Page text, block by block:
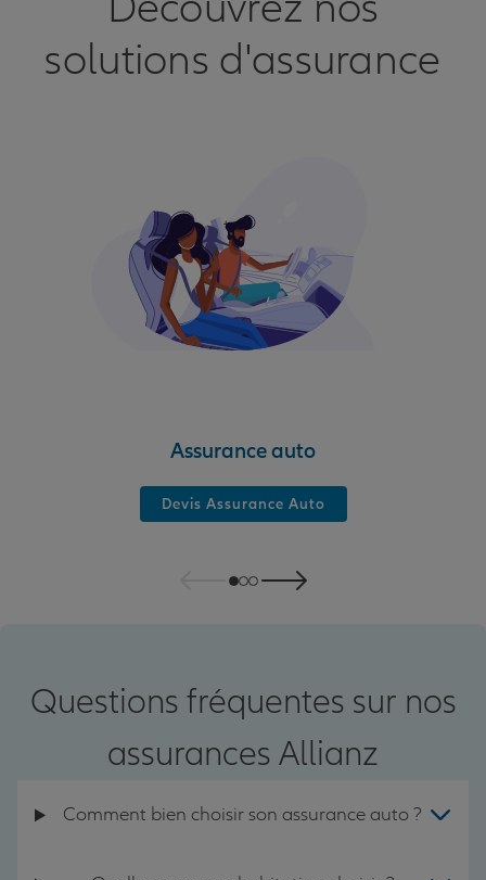
solutions d'assurance
Assurance auto
Devis Assurance Auto
Questions fréquentes sur nos
assurances Allianz
Comment bien choisir son assurance auto ?